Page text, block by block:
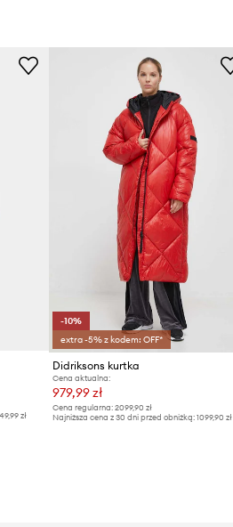
zł
-10%
extra -5% z kodem: OFF*
Didriksons kurtka
Cena aktualna:
979,99 zł
Cena regularna:2099,90 zł
Najniższa cena z 30 dni przed obniżką:1099,90 zł